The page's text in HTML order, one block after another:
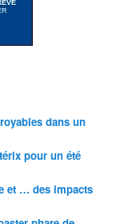
dans un
pour un été
et … des impacts